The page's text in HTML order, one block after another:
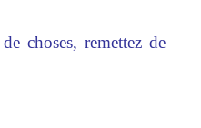
choses, remettez de